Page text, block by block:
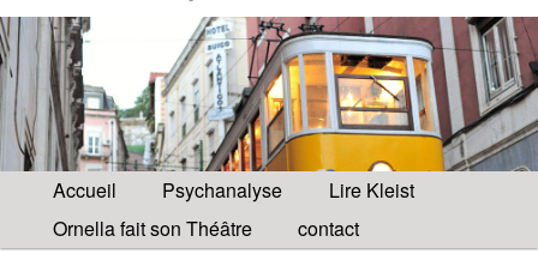
Menu
principal
Accueil Psychanalyse
Lire Kleist
Ornella fait son Théâtre
contact